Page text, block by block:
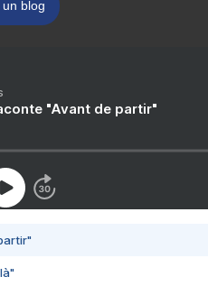
blog
"Avant de partir"